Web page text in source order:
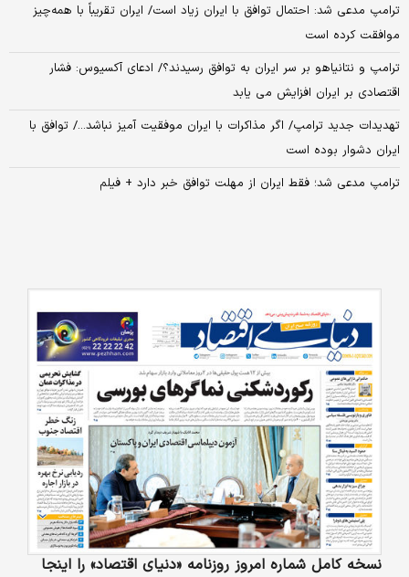
ترامپ مدعی شد: احتمال توافق با ایران زیاد است/ ایران تقریباً با همه‌چیز
موافقت کرده است
ترامپ و نتانیاهو بر سر ایران به توافق رسیدند؟/ ادعای آکسیوس: فشار
اقتصادی بر ایران افزایش می یابد
تهدیدات جدید ترامپ/ اگر مذاکرات با ایران موفقیت آمیز نباشد.../ توافق با
ایران دشوار بوده است
ترامپ مدعی شد؛ فقط ایران از مهلت توافق خبر دارد + فیلم
نسخه کامل شماره امروز روزنامه «دنیای‌ اقتصاد» را اینجا